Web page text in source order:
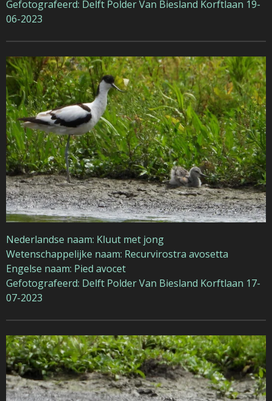
Gefotografeerd: Delft Polder Van Biesland Korftlaan 19-
06-2023
Nederlandse naam: Kluut met jong
Wetenschappelijke naam: Recurvirostra avosetta
Engelse naam: Pied avocet
Gefotografeerd: Delft Polder Van Biesland Korftlaan 17-
07-2023